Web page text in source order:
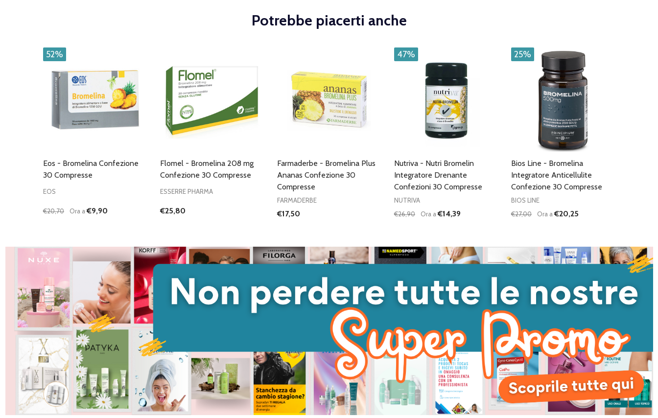
Potrebbe piacerti anche
52%
Eos - Bromelina Confezione
30 Compresse
EOS
€20,70 Ora a€9,90
Flomel - Bromelina 208 mg
Confezione 30 Compresse
ESSERRE PHARMA
€25,80
Farmaderbe - Bromelina Plus
Ananas Confezione 30
Compresse
FARMADERBE
€17,50
47%
Nutriva - Nutri Bromelin
Integratore Drenante
Confezioni 30 Compresse
NUTRIVA
€26,90
Ora a€14,39
25%
Bios Line - Bromelina
Integratore Anticellulite
Confezione 30 Compresse
BIOS LINE
€27,00
Ora a€20,25